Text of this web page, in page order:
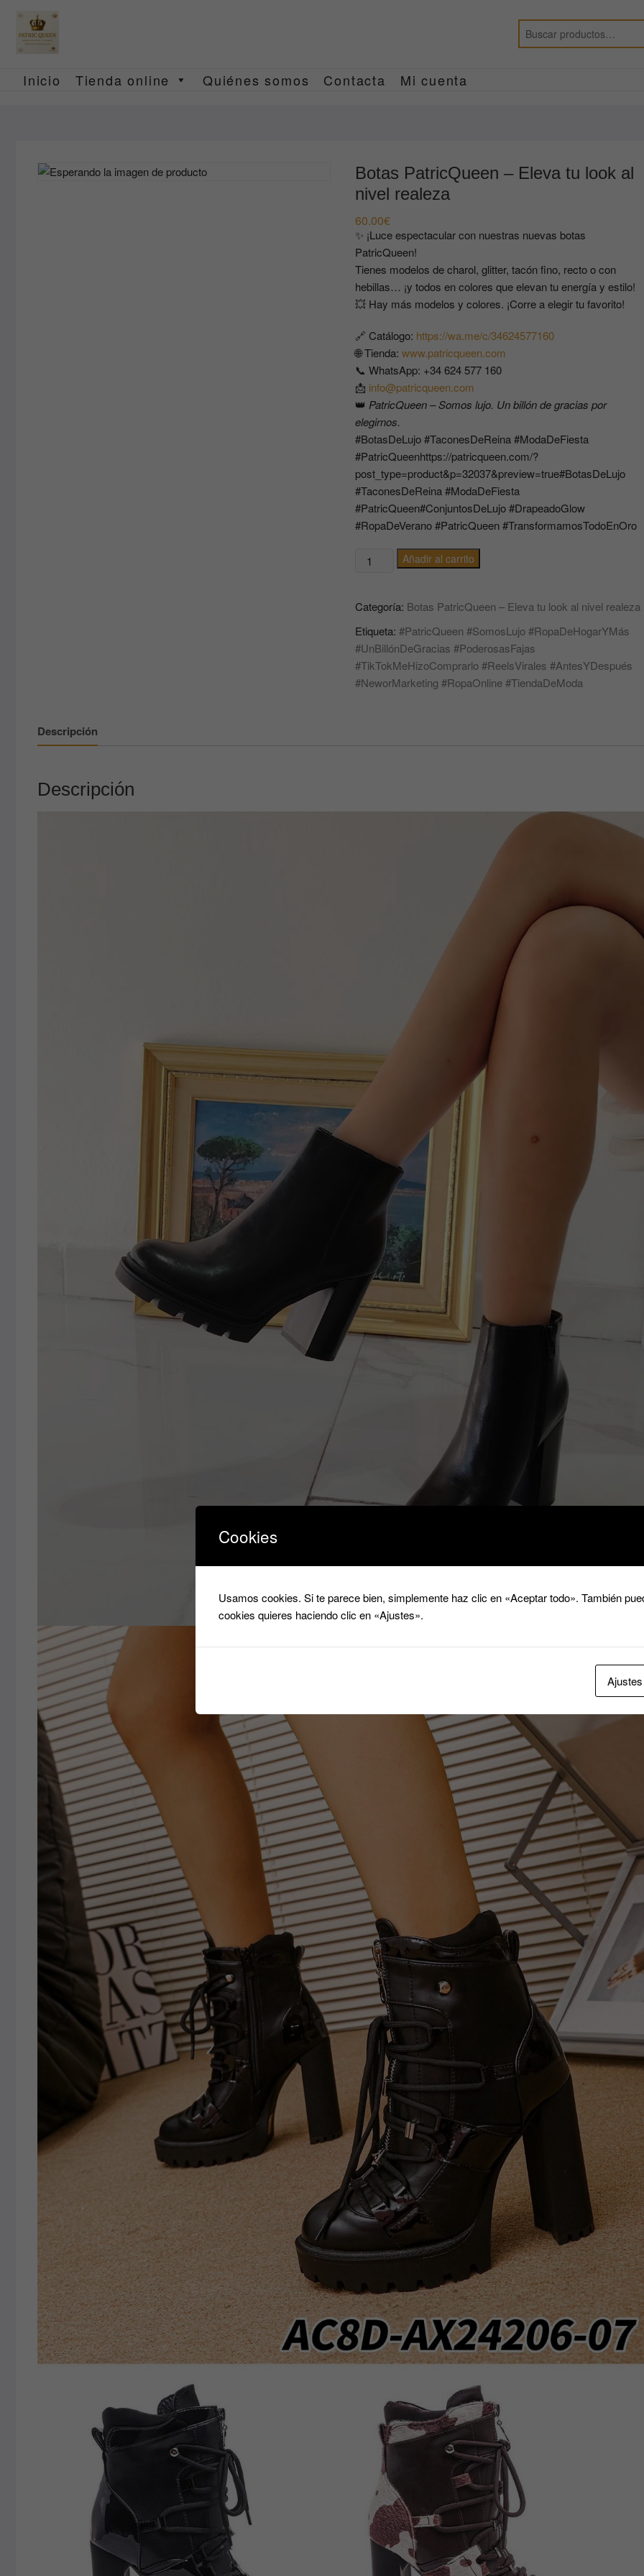
contenido
Inicio Tienda online Quiénes somos Contacta Mi cuenta
Botas PatricQueen – Eleva tu look al
nivel realeza
60.00€
✨ ¡Luce espectacular con nuestras nuevas botas
PatricQueen!
Tienes modelos de charol, glitter, tacón fino, recto o con
hebillas… ¡y todos en colores que elevan tu energía y estilo!
💥 Hay más modelos y colores. ¡Corre a elegir tu favorito!
🔗 Catálogo: https://wa.me/c/34624577160
🌐 Tienda: www.patricqueen.com
📞 WhatsApp: +34 624 577 160
📩 info@patricqueen.com
👑 PatricQueen – Somos lujo. Un billón de gracias por
elegirnos.
#BotasDeLujo #TaconesDeReina #ModaDeFiesta
#PatricQueenhttps://patricqueen.com/?
post_type=product&p=32037&preview=true#BotasDeLujo
#TaconesDeReina #ModaDeFiesta
#PatricQueen#ConjuntosDeLujo #DrapeadoGlow
#RopaDeVerano #PatricQueen #TransformamosTodoEnOro
Botas
PatricQueen
Eleva
tu
look
al
nivel
Añadir al carrito
Categoría: Botas PatricQueen – Eleva tu look al nivel realeza
Etiqueta: #PatricQueen #SomosLujo #RopaDeHogarYMás
#UnBillónDeGracias #PoderosasFajas
#TikTokMeHizoComprarlo #ReelsVirales #AntesYDespués
#NeworMarketing #RopaOnline #TiendaDeModa
Descripción
Descripción
Cookies
Usamos cookies. Si te parece bien, simplemente haz clic en «Aceptar todo». También
cookies quieres haciendo clic en «Ajustes».
Ajustes